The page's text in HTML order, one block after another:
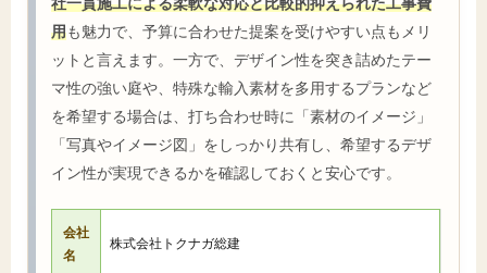
用も魅力で、予算に合わせた提案を受けやすい点もメリ
ットと言えます。一方で、デザイン性を突き詰めたテー
マ性の強い庭や、特殊な輸入素材を多用するプランなど
を希望する場合は、打ち合わせ時に「素材のイメージ」
「写真やイメージ図」をしっかり共有し、希望するデザ
イン性が実現できるかを確認しておくと安心です。
会社
名
株式会社トクナガ総建